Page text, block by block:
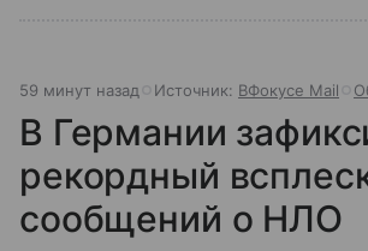
59 минут назад Источник: ВФокусе Mail
В Германии
рекордный
сообщений о НЛО